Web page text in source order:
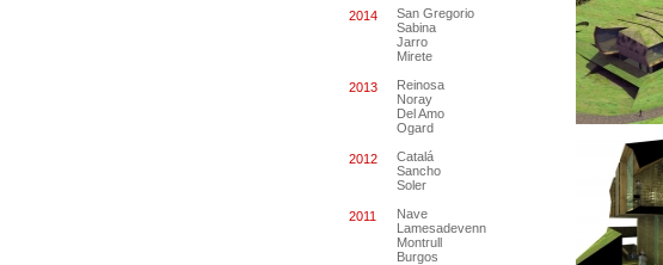
2014
San Gregorio
Sabina
Jarro
Mirete
2013
Reinosa
Noray
Del Amo
Ogard
2012
Catalá
Sancho
Soler
2011
Nave
Lamesadevenn
Montrull
Burgos